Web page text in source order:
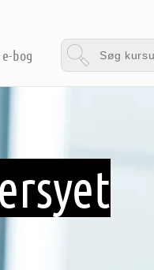
bog